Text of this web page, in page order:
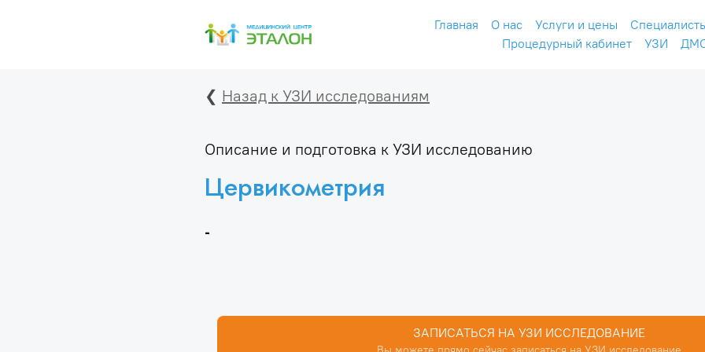
Главная О нас Услуги и цены
Процедурный кабинет
УЗИ
❮ Назад к УЗИ исследованиям
Описание и подготовка к УЗИ исследованию
Цервикометрия
-
ЗАПИСАТЬСЯ НА УЗИ ИССЛЕДОВАНИЕ